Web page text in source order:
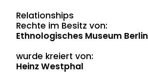
Relationships
Rechte im Besitz von:
Ethnologisches Museum Berlin
wurde kreiert von:
Heinz Westphal